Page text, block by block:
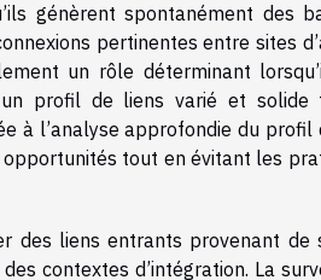
génèrent spontanément des
pertinentes entre sites
un rôle déterminant
profil de liens varié et solide
à l’analyse approfondie du profil
tout en évitant les
des liens entrants provenant de
contextes d’intégration. La